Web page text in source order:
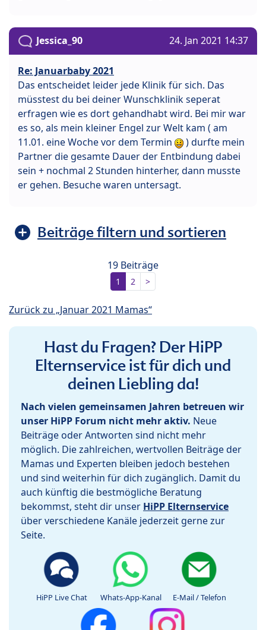
Jessica_90 24. Jan 2021 14:37
Re: Januarbaby 2021
Das entscheidet leider jede Klinik für sich. Das
müsstest du bei deiner Wunschklinik seperat
erfragen wie es dort gehandhabt wird. Bei mir war
es so, als mein kleiner Engel zur Welt kam ( am
11.01. eine Woche vor dem Termin
) durfte mein
Partner die gesamte Dauer der Entbindung dabei
sein + nochmal 2 Stunden hinterher, dann musste
er gehen. Besuche waren untersagt.
Beiträge filtern und sortieren
19 Beiträge
1 2 >
Zurück zu „Januar 2021 Mamas“
Hast du Fragen? Der HiPP
Elternservice ist für dich und
deinen Liebling da!
Nach vielen gemeinsamen Jahren betreuen wir
unser HiPP Forum nicht mehr aktiv. Neue
Beiträge oder Antworten sind nicht mehr
möglich. Die zahlreichen, wertvollen Beiträge der
Mamas und Experten bleiben jedoch bestehen
und sind weiterhin für dich zugänglich. Damit du
auch künftig die bestmögliche Beratung
bekommst, steht dir unser HiPP Elternservice
über verschiedene Kanäle jederzeit gerne zur
Seite.
HiPP Live Chat Whats-App-Kanal E-Mail / Telefon